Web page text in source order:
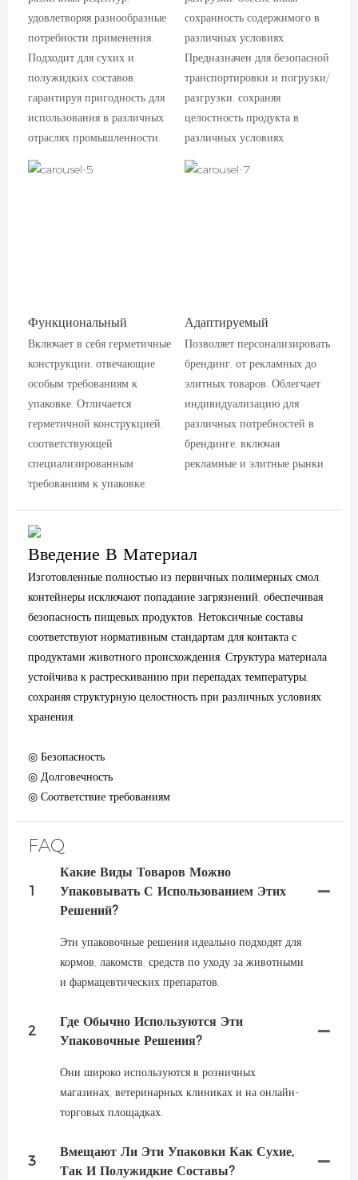
удовлетворяя разнообразные
потребности применения.
Подходит для сухих и
полужидких составов,
гарантируя пригодность для
использования в различных
отраслях промышленности.
сохранность содержимого в
различных условиях.
Предназначен для безопасной
транспортировки и погрузки/
разгрузки, сохраняя
целостность продукта в
различных условиях.
Функциональный
Включает в себя герметичные
конструкции, отвечающие
особым требованиям к
упаковке. Отличается
герметичной конструкцией,
соответствующей
специализированным
требованиям к упаковке.
Адаптируемый
Позволяет персонализировать
брендинг, от рекламных до
элитных товаров. Облегчает
индивидуализацию для
различных потребностей в
брендинге, включая
рекламные и элитные рынки.
Введение В Материал
Изготовленные полностью из первичных полимерных смол,
контейнеры исключают попадание загрязнений, обеспечивая
безопасность пищевых продуктов. Нетоксичные составы
соответствуют нормативным стандартам для контакта с
продуктами животного происхождения. Структура материала
устойчива к растрескиванию при перепадах температуры,
сохраняя структурную целостность при различных условиях
хранения.
◎ Безопасность
◎ Долговечность
◎ Соответствие требованиям
FAQ
1
Какие Виды Товаров Можно
Упаковывать С Использованием Этих
Решений?
Эти упаковочные решения идеально подходят для
кормов, лакомств, средств по уходу за животными
и фармацевтических препаратов.
2
Где Обычно Используются Эти
Упаковочные Решения?
Они широко используются в розничных
магазинах, ветеринарных клиниках и на онлайн-
торговых площадках.
3
Вмещают Ли Эти Упаковки Как Сухие,
Так И Полужидкие Составы?